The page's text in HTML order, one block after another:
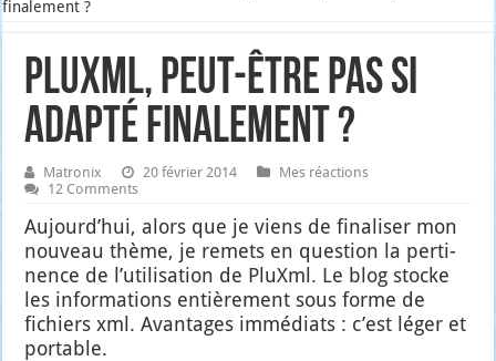
finalement ?
PluXml, peut-être pas si
adapté finalement ?
Matronix 20 février 2014
Mes réactions
12 Comments
Aujourd’­hui, alors que je viens de fina­li­ser mon
nou­veau thème, je remets en ques­tion la per­ti­
nence de l’u­ti­li­sa­tion de PluXml. Le blog stocke
les infor­ma­tions entiè­re­ment sous forme de
fichiers xml. Avan­tages immé­diats : c’est léger et
por­table.